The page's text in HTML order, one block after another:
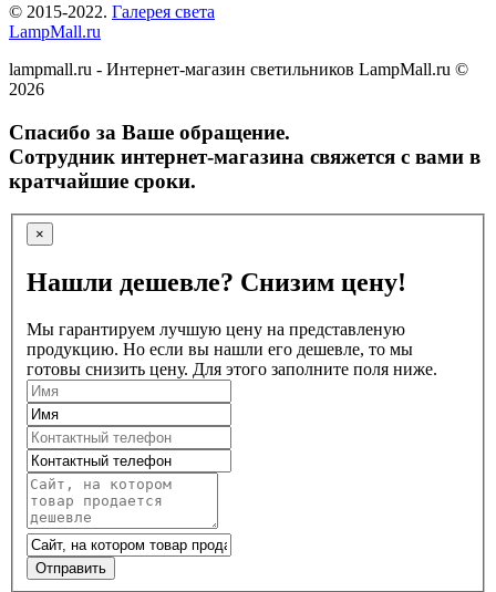
© 2015-2022. Галерея света
LampMall.ru
lampmall.ru - Интернет-магазин светильников LampMall.ru ©
2026
Спасибо за Ваше обращение.
Сотрудник интернет-магазина свяжется с вами в
кратчайшие сроки.
×
Нашли дешевле? Снизим цену!
Мы гарантируем лучшую цену на представленую
продукцию. Но если вы нашли его дешевле, то мы
готовы снизить цену. Для этого заполните поля ниже.
Отправить